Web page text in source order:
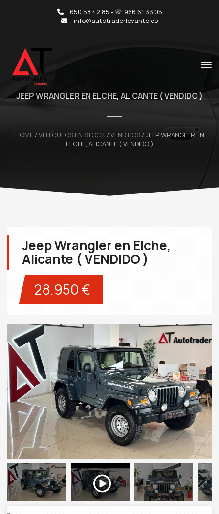
650 58 42 85 - ☏ 966 61 33 05
info@autotraderlevante.es
JEEP WRANGLER EN ELCHE, ALICANTE ( VENDIDO )
HOME/ VEHÍCULOS EN STOCK/ VENDIDOS/ JEEP WRANGLER EN
ELCHE, ALICANTE ( VENDIDO )
Jeep Wrangler en Elche,
Alicante ( VENDIDO )
28.950 €
Next
Next